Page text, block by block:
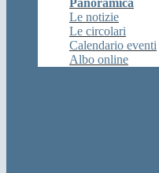
Panoramica
Le notizie
Le circolari
Calendario eventi
Albo online